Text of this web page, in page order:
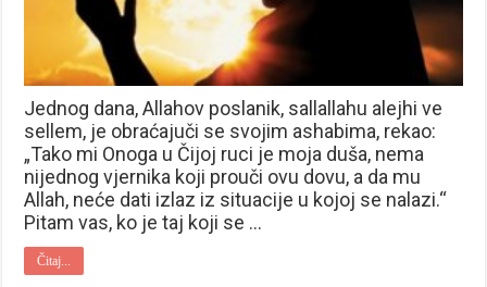
Jednog dana, Allahov poslanik, sallallahu alejhi ve
sellem, je obraćajuči se svojim ashabima, rekao:
„Tako mi Onoga u Čijoj ruci je moja duša, nema
nijednog vjernika koji prouči ovu dovu, a da mu
Allah, neće dati izlaz iz situacije u kojoj se nalazi.“
Pitam vas, ko je taj koji se …
Čitaj...